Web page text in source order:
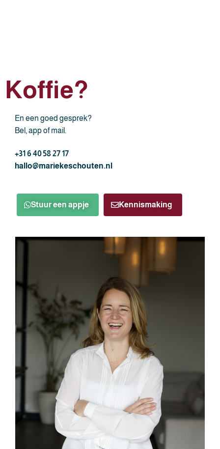
Koffie?
En een goed gesprek?
Bel, app of mail.
+31 6 40 58 27 17
hallo@mariekeschouten.nl
Stuur een appje Kennismaking